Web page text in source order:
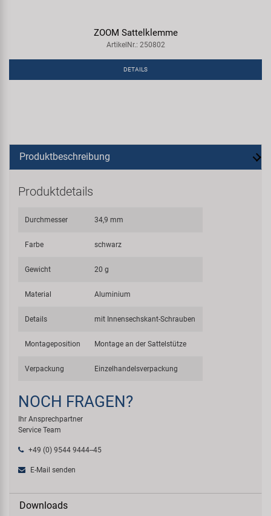
ZOOM Sattelklemme
ArtikelNr.: 250802
DETAILS
Produktbeschreibung
Produktdetails
Durchmesser 34,9 mm
Farbe schwarz
Gewicht 20 g
Material Aluminium
Details mit Innensechskant-Schrauben
Montageposition Montage an der Sattelstütze
Verpackung Einzelhandelsverpackung
NOCH FRAGEN?
Ihr Ansprechpartner
Service Team
+49 (0) 9544 9444--45
E-Mail senden
Downloads